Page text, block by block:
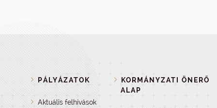
PÁLYÁZATOK
Aktuális felhívások
KORMÁNYZATI ÖNERŐ
ALAP